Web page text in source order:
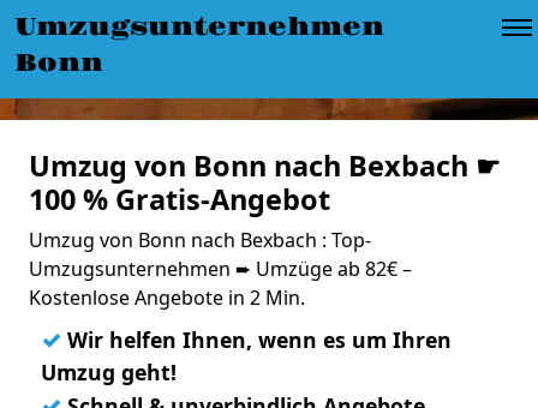
Umzugsunternehmen
Bonn
Umzug von Bonn nach Bexbach ☛
100 % Gratis-Angebot
Umzug von Bonn nach Bexbach : Top-
Umzugsunternehmen ➨ Umzüge ab 82€ –
Kostenlose Angebote in 2 Min.
✓ Wir helfen Ihnen, wenn es um Ihren
Umzug geht!